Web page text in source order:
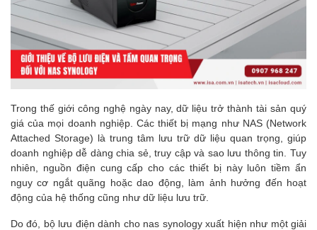
Trong thế giới công nghệ ngày nay, dữ liệu trở thành tài sản quý
giá của mọi doanh nghiệp. Các thiết bị mạng như NAS (Network
Attached Storage) là trung tâm lưu trữ dữ liệu quan trọng, giúp
doanh nghiệp dễ dàng chia sẻ, truy cập và sao lưu thông tin. Tuy
nhiên, nguồn điện cung cấp cho các thiết bị này luôn tiềm ẩn
nguy cơ ngắt quãng hoặc dao động, làm ảnh hưởng đến hoạt
động của hệ thống cũng như dữ liệu lưu trữ.
Do đó, bộ lưu điện dành cho nas synology xuất hiện như một giải